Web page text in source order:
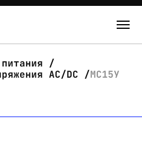
нас
AC/DC
МС15У